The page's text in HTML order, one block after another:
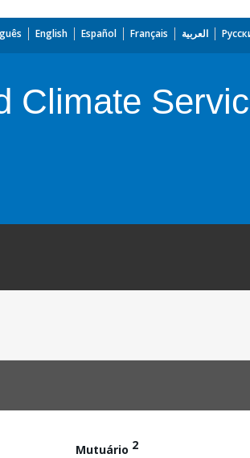
English Español Français العربية
Climate
Mutuário 2